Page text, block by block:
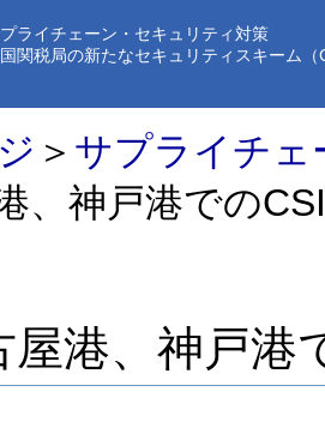
ライチェーン・セキュリティ対策
税局の新たなセキュリティスキーム（
＞ サプライチェ
、神戸港での
屋港、神戸港